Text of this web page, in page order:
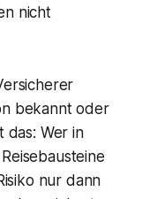
nicht
bekannt oder
das: Wer in
nur dann